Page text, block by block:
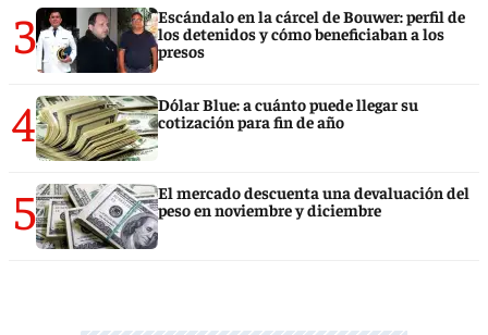
3
Escándalo en la cárcel de Bouwer: perfil de
los detenidos y cómo beneficiaban a los
presos
4
Dólar Blue: a cuánto puede llegar su
cotización para fin de año
5
El mercado descuenta una devaluación del
peso en noviembre y diciembre